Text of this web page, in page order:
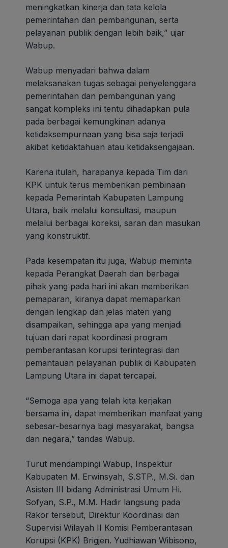
meningkatkan kinerja dan tata kelola
pemerintahan dan pembangunan, serta
pelayanan publik dengan lebih baik,” ujar
Wabup.
Wabup menyadari bahwa dalam
melaksanakan tugas sebagai penyelenggara
pemerintahan dan pembangunan yang
sangat kompleks ini tentu dihadapkan pula
pada berbagai kemungkinan adanya
ketidaksempurnaan yang bisa saja terjadi
akibat ketidaktahuan atau ketidaksengajaan.
Karena itulah, harapanya kepada Tim dari
KPK untuk terus memberikan pembinaan
kepada Pemerintah Kabupaten Lampung
Utara, baik melalui konsultasi, maupun
melalui berbagai koreksi, saran dan masukan
yang konstruktif.
Pada kesempatan itu juga, Wabup meminta
kepada Perangkat Daerah dan berbagai
pihak yang pada hari ini akan memberikan
pemaparan, kiranya dapat memaparkan
dengan lengkap dan jelas materi yang
disampaikan, sehingga apa yang menjadi
tujuan dari rapat koordinasi program
pemberantasan korupsi terintegrasi dan
pemantauan pelayanan publik di Kabupaten
Lampung Utara ini dapat tercapai.
“Semoga apa yang telah kita kerjakan
bersama ini, dapat memberikan manfaat yang
sebesar-besarnya bagi masyarakat, bangsa
dan negara,” tandas Wabup.
Turut mendampingi Wabup, Inspektur
Kabupaten M. Erwinsyah, S.STP., M.Si. dan
Asisten III bidang Administrasi Umum Hi.
Sofyan, S.P., M.M. Hadir langsung pada
Rakor tersebut, Direktur Koordinasi dan
Supervisi Wilayah II Komisi Pemberantasan
Korupsi (KPK) Brigjen. Yudhiawan Wibisono,